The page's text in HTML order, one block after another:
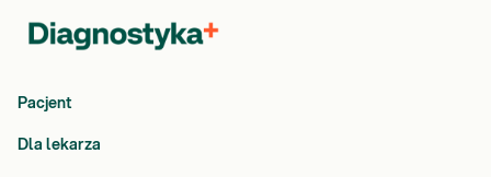
Pacjent
Dla lekarza